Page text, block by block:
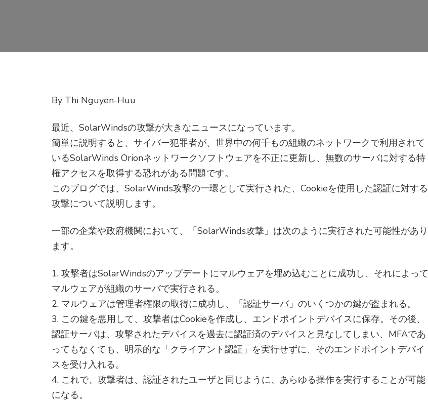
By Thi Nguyen-Huu
最近、SolarWindsの攻撃が大きなニュースになっています。
簡単に説明すると、サイバー犯罪者が、世界中の何千もの組織のネットワークで利用されて
いるSolarWinds Orionネットワークソフトウェアを不正に更新し、無数のサーバに対する特
権アクセスを取得する恐れがある問題です。
このブログでは、SolarWinds攻撃の一環として実行された、Cookieを使用した認証に対する
攻撃について説明します。
一部の企業や政府機関において、「SolarWinds攻撃」は次のように実行された可能性があり
ます。
1. 攻撃者はSolarWindsのアップデートにマルウェアを埋め込むことに成功し、それによって
マルウェアが組織のサーバで実行される。
2. マルウェアは管理者権限の取得に成功し、「認証サーバ」のいくつかの鍵が盗まれる。
3. この鍵を悪用して、攻撃者はCookieを作成し、エンドポイントデバイスに保存。その後、
認証サーバは、攻撃されたデバイスを過去に認証済のデバイスと見なしてしまい、MFAであ
ってもなくても、明示的な「クライアント認証」を実行せずに、そのエンドポイントデバイ
スを受け入れる。
4. これで、攻撃者は、認証されたユーザと同じように、あらゆる操作を実行することが可能
になる。